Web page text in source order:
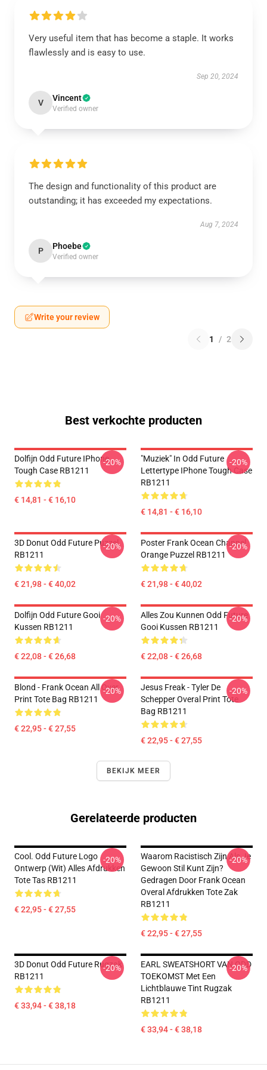
Very useful item that has become a staple. It works
flawlessly and is easy to use.
Sep 20, 2024
V Vincent
Verified owner
The design and functionality of this product are
outstanding; it has exceeded my expectations.
Aug 7, 2024
P Phoebe
Verified owner
Write your review
1 / 2
Best verkochte producten
Dolfijn Odd Future IPhone
Tough Case RB1211
€ 14,81 - € 16,10
-20%
"Muziek" In Odd Future
Lettertype IPhone Tough Case
RB1211
€ 14,81 - € 16,10
-20%
3D Donut Odd Future Puzzel
RB1211
€ 21,98 - € 40,02
-20%
Poster Frank Ocean Channel
Orange Puzzel RB1211
€ 21,98 - € 40,02
-20%
Dolfijn Odd Future Gooi
Kussen RB1211
€ 22,08 - € 26,68
-20%
Alles Zou Kunnen Odd Future
Gooi Kussen RB1211
€ 22,08 - € 26,68
-20%
Blond - Frank Ocean All Over
Print Tote Bag RB1211
€ 22,95 - € 27,55
-20%
Jesus Freak - Tyler De
Schepper Overal Print Tote
Bag RB1211
€ 22,95 - € 27,55
-20%
BEKIJK MEER
Gerelateerde producten
Cool. Odd Future Logo
Ontwerp (wit) Alles Afdrukken
Tote Tas RB1211
€ 22,95 - € 27,55
-20%
Waarom Racistisch Zijn Als Je
Gewoon Stil Kunt Zijn?
Gedragen Door Frank Ocean
Overal Afdrukken Tote Zak
RB1211
€ 22,95 - € 27,55
-20%
3D Donut Odd Future Rugzak
RB1211
€ 33,94 - € 38,18
-20%
EARL SWEATSHORT VAN ODD
TOEKOMST Met Een
Lichtblauwe Tint Rugzak
RB1211
€ 33,94 - € 38,18
-20%